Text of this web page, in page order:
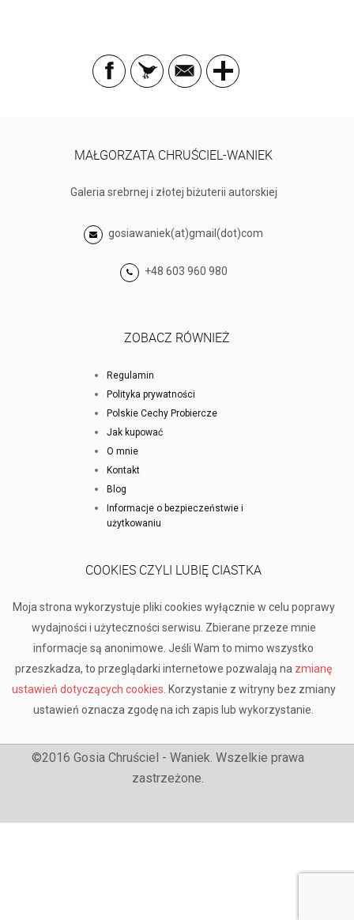
MAŁGORZATA CHRUŚCIEL-WANIEK
Galeria srebrnej i złotej biżuterii autorskiej
gosiawaniek(at)gmail(dot)com
+48 603 960 980
ZOBACZ RÓWNIEŻ
Regulamin
Polityka prywatności
Polskie Cechy Probiercze
Jak kupować
O mnie
Kontakt
Blog
Informacje o bezpieczeństwie i
użytkowaniu
COOKIES CZYLI LUBIĘ CIASTKA
Moja strona wykorzystuje pliki cookies wyłącznie w celu poprawy
wydajności i użyteczności serwisu. Zbierane przeze mnie
informacje są anonimowe. Jeśli Wam to mimo wszystko
przeszkadza, to przeglądarki internetowe pozwalają na zmianę
ustawień dotyczących cookies . Korzystanie z witryny bez zmiany
ustawień oznacza zgodę na ich zapis lub wykorzystanie.
©2016 Gosia Chruściel - Waniek. Wszelkie prawa
zastrzeżone.